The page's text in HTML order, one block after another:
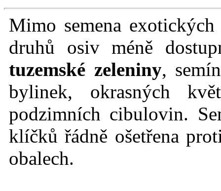
Mimo semena
druhů osiv méně
tuzemské zeleniny,
bylinek, okrasných
podzimních cibulovin.
klíčků řádně ošetřena
obalech.